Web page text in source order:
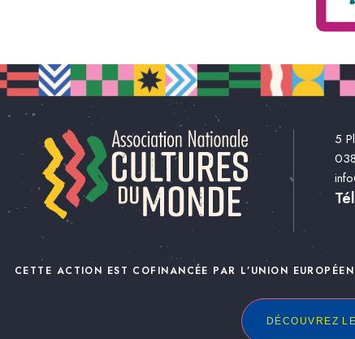
5
CETTE ACTION EST COFINANCÉE PAR L’UNION
DÉCOUVREZ